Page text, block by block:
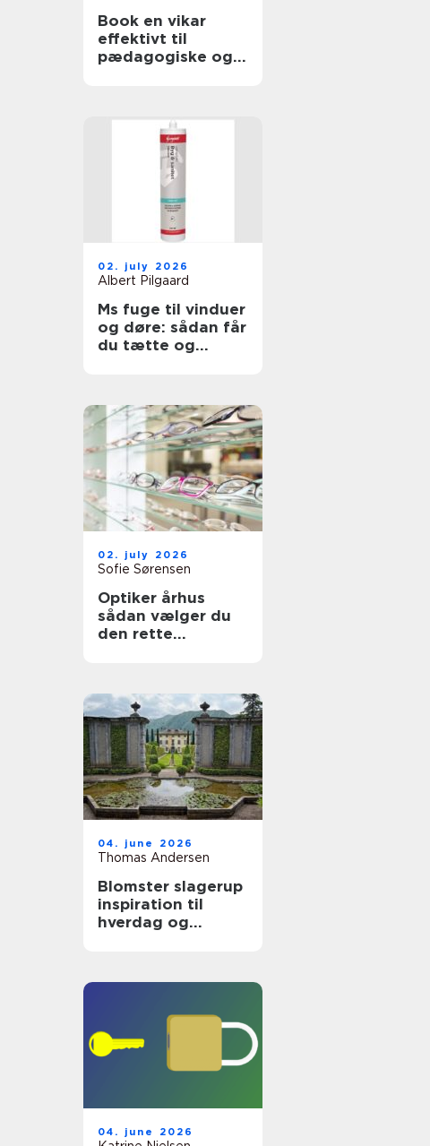
Book en vikar
effektivt til
pædagogiske og
02. july 2026
Albert Pilgaard
Ms fuge til vinduer
og døre: sådan får
du tætte og
02. july 2026
Sofie Sørensen
Optiker århus
sådan vælger du
den rette
04. june 2026
Thomas Andersen
Blomster slagerup
inspiration til
hverdag og
04. june 2026